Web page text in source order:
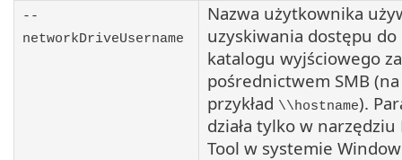
--
networkDriveUsername
Nazwa użytkownika
uzyskiwania dostępu do
katalogu wyjściowego za
pośrednictwem SMB (na
przykład \\hostname).
działa tylko w narzędziu
Tool w systemie